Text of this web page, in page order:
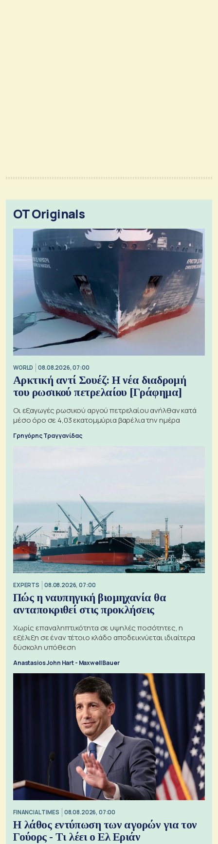
OT Originals
WORLD 08.08.2026, 07:00
Αρκτική αντί Σουέζ: Η νέα διαδρομή
του ρωσικού πετρελαίου [Γράφημα]
Οι εξαγωγές ρωσικού αργού πετρελαίου ανήλθαν κατά
μέσο όρο σε 4,03 εκατομμύρια βαρέλια την ημέρα
Γρηγόρης Τραγγανίδας
EXPERTS 08.08.2026, 07:00
Πώς η ναυπηγική βιομηχανία θα
ανταποκριθεί στις προκλήσεις
Χωρίς επαναληπτικότητα σε υψηλές ποσότητες, η
εξέλιξη σε έναν τέτοιο κλάδο αποδεικνύεται ιδιαίτερα
δύσκολη υπόθεση
Anastasios John Hart - Maxwell Bauer
FINANCIAL TIMES 08.08.2026, 07:00
Η λάθος εντύπωση των αγορών για τον
Γούορς - Τι λέει ο Ελ Εριάν